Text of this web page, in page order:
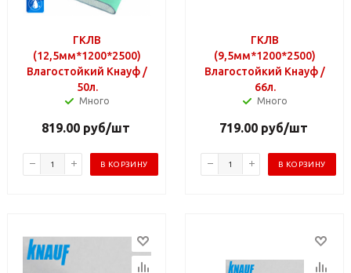
ГКЛВ
(12,5мм*1200*2500)
Влагостойкий Кнауф /
50л.
Много
819.00руб/шт
В КОРЗИНУ
ГКЛВ
(9,5мм*1200*2500)
Влагостойкий Кнауф /
66л.
Много
719.00руб/шт
В КОРЗИНУ